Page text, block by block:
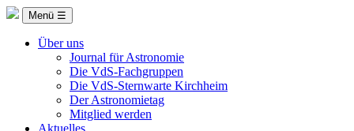
Menü ☰
Über uns
Journal für Astronomie
Die VdS-Fachgruppen
Die VdS-Sternwarte Kirchheim
Der Astronomietag
Mitglied werden
Aktuelles